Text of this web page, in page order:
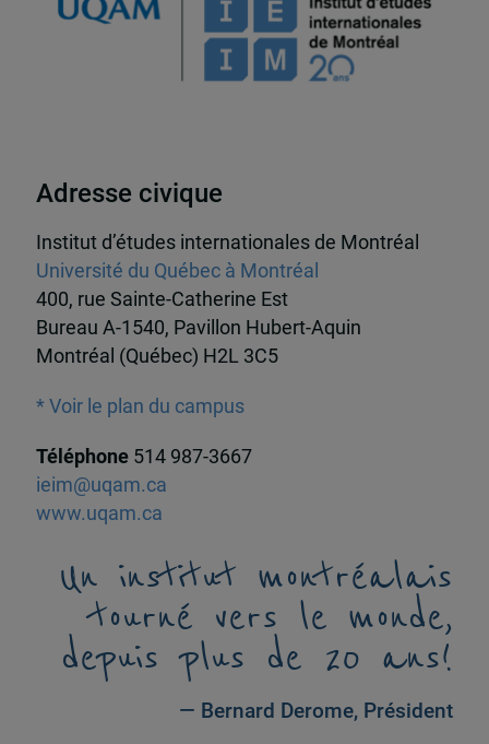
Adresse civique
Institut d’études internationales de Montréal
Université du Québec à Montréal
400, rue Sainte-Catherine Est
Bureau A-1540, Pavillon Hubert-Aquin
Montréal (Québec) H2L 3C5
* Voir le plan du campus
Téléphone 514 987-3667
ieim@uqam.ca
www.uqam.ca
Un institut montréalais
tourné vers le monde,
depuis plus de 20 ans!
— Bernard Derome, Président